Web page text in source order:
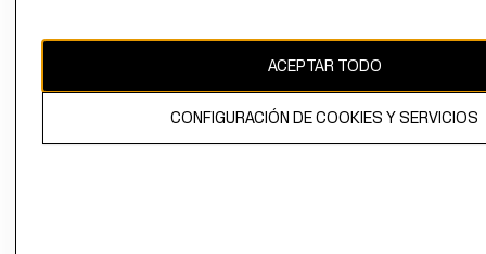
El contenido de esta página web está protegido por copyright y es
ACEPTAR TODO
CONFIGURACIÓN DE COOKIES Y SERVICIOS